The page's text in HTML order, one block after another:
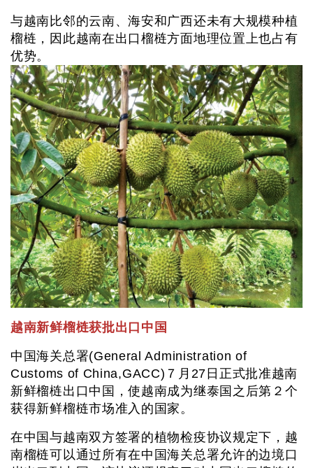
与越南比邻的云南、海安和广西还未有大规模种植
榴梿，因此越南在出口榴梿方面地理位置上也占有
优势。
越南新鲜榴梿获批出口中国
中国海关总署(General Administration of
Customs of China,GACC)７月27日正式批准越南
新鲜榴梿出口中国，使越南成为继泰国之后第２个
获得新鲜榴梿市场准入的国家。
在中国与越南双方签署的植物检疫协议规定下，越
南榴梿可以通过所有在中国海关总署允许的边境口